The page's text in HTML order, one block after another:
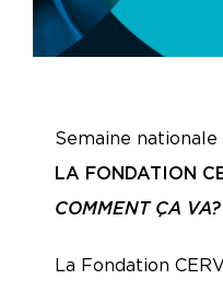
Semaine
LA FONDATION
COMMENT ÇA VA?
La Fondation